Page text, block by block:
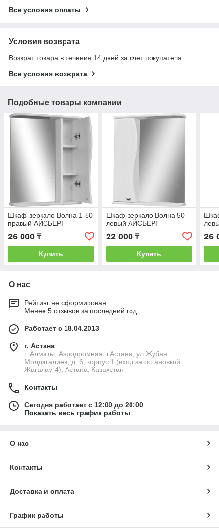
Все условия оплаты
Условия возврата
Возврат товара в течение 14 дней за счет покупателя
Все условия возврата
Подобные товары компании
Шкаф-зеркало Волна 1-50
правый АЙСБЕРГ
26 000 ₸
Купить
Шкаф-зеркало Волна 50
левый АЙСБЕРГ
22 000₸
Купить
26
О нас
Рейтинг не сформирован
Менее 5 отзывов за последний год
Работает с 18.04.2013
г. Астана
г. Алматы, Аэродромная. г.Астана, ул.Жубан
Молдагалиев, д. 6, корпус 1.(вход за остановкой
Жагалау-4), Астана, Казахстан
Контакты
Сегодня работает с 12:00 до 20:00
Показать весь график работы
О нас
Контакты
Доставка и оплата
График работы